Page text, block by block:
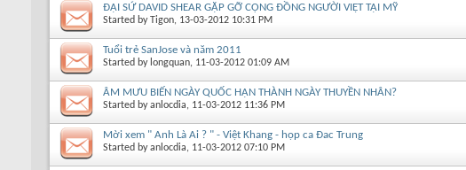
ĐẠI SỨ DAVID SHEAR GẶP GỠ CỘNG ĐỒNG NGƯỜI VIỆT TẠI MỸ
Started byTigon, 13-03-2012 10:31 PM
Tuổi trẻ SanJose và năm 2011
Started by longquan, 11-03-2012 01:09 AM
ÂM MƯU BIẾN NGÀY QUỐC HẬN THÀNH NGÀY THUYỀN NHÂN?
Started byanlocdia, 11-03-2012 11:36 PM
Mời xem " Anh Là Ai ? " - Việt Khang - họp ca Đac Trung
Started byanlocdia, 11-03-2012 07:10 PM